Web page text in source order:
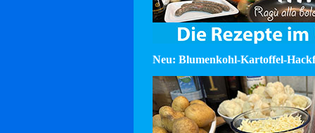
Neu: Blumenkohl-Kartoffel-